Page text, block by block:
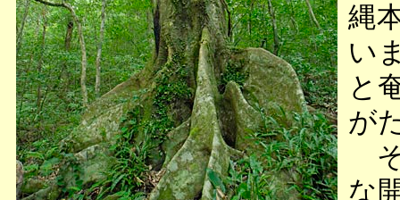
縄
い
と
が
そ
な